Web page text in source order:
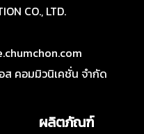
CO., LTD.
ส คอมมิวนิเคชั่น จำกัด
ผลิตภัณฑ์